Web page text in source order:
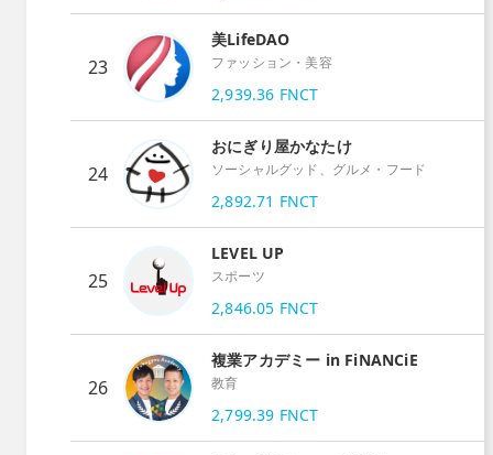
23
美LifeDAO
ファッション・美容
2,939.36 FNCT
24
おにぎり屋かなたけ
ソーシャルグッド、グルメ・フード
2,892.71 FNCT
25
LEVEL UP
スポーツ
2,846.05 FNCT
26
複業アカデミー in FiNANCiE
教育
2,799.39 FNCT